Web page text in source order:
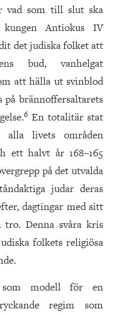
vad som till slut ska
Antiokus IV
det judiska folket att
bud, vanhelgat
att hälla ut svinblod
på brännoffersaltarets
6 En totalitär stat
alla livets områden
ett halvt år 168–165
på det utvalda
judar deras
dagtingar med sitt
tro. Denna svåra kris
folkets religiösa
modell för en
regim som